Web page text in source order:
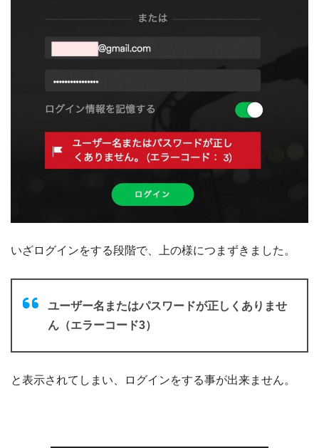
いざログインをする段階で、上の様につまずきました。
ユーザー名またはパスワードが正しくありませ
ん（エラーコード3）
と表示されてしまい、ログインをする事が出来ません。